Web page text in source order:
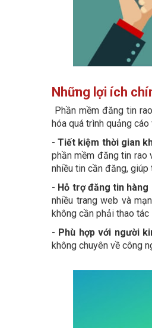
Những lợi ích
Phần mềm đăng tin
hóa quá trình quảng
-Tiết kiệm thời gian
phần mềm đăng tin
nhiều tin cần đăng,
- Hỗ trợ đăng tin
nhiều trang web và
không cần phải thao
- Phù hợp với người
không chuyên về công